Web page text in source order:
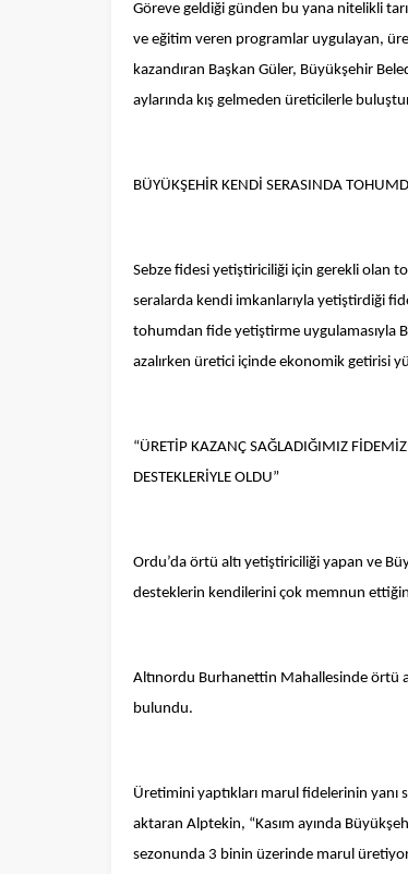
Göreve geldiği günden bu yana nitelikli
ve eğitim veren programlar uygulayan,
kazandıran Başkan Güler, Büyükşehir
aylarında kış gelmeden üreticilerle
BÜYÜKŞEHİR KENDİ SERASINDA
Sebze fidesi yetiştiriciliği için gerekli olan
seralarda kendi imkanlarıyla yetiştirdiği
tohumdan fide yetiştirme uygulamasıyla
azalırken üretici içinde ekonomik getirisi
“ÜRETİP KAZANÇ SAĞLADIĞIMIZ
DESTEKLERİYLE OLDU”
Ordu’da örtü altı yetiştiriciliği yapan ve
desteklerin kendilerini çok memnun
Altınordu Burhanettin Mahallesinde örtü
bulundu.
Üretimini yaptıkları marul fidelerinin yanı
aktaran Alptekin, “Kasım ayında
sezonunda 3 binin üzerinde marul